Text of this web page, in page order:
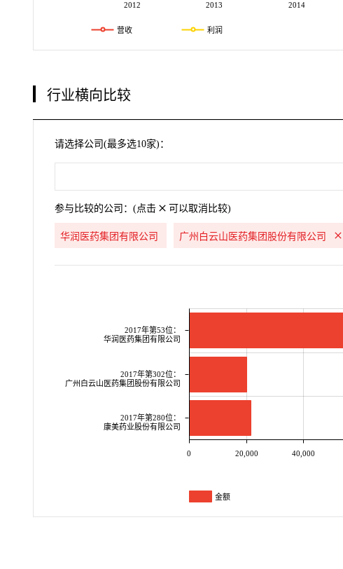
2012 2013 2014
营收 利润
行业横向比较
请选择公司(最多选10家)：
参与比较的公司：(点击 可以取消比较)
华润医药集团有限公司 广州白云山医药集团股份有限公司
2017年第53位：
华润医药集团有限公司
2017年第302位：
广州白云山医药集团股份有限公司
2017年第280位：
康美药业股份有限公司
0 20,000 40,000
金额